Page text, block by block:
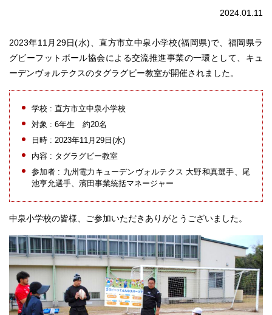
2024.01.11
2023年11月29日(水)、直方市立中泉小学校(福岡県)で、福岡県ラ
グビーフットボール協会による交流推進事業の一環として、キュ
ーデンヴォルテクスのタグラグビー教室が開催されました。
学校 : 直方市立中泉小学校
対象 : 6年生 約20名
日時 : 2023年11月29日(水)
内容 : タグラグビー教室
参加者 : 九州電力キューデンヴォルテクス 大野和真選手、尾
池亨允選手、濱田事業統括マネージャー
中泉小学校の皆様、ご参加いただきありがとうございました。